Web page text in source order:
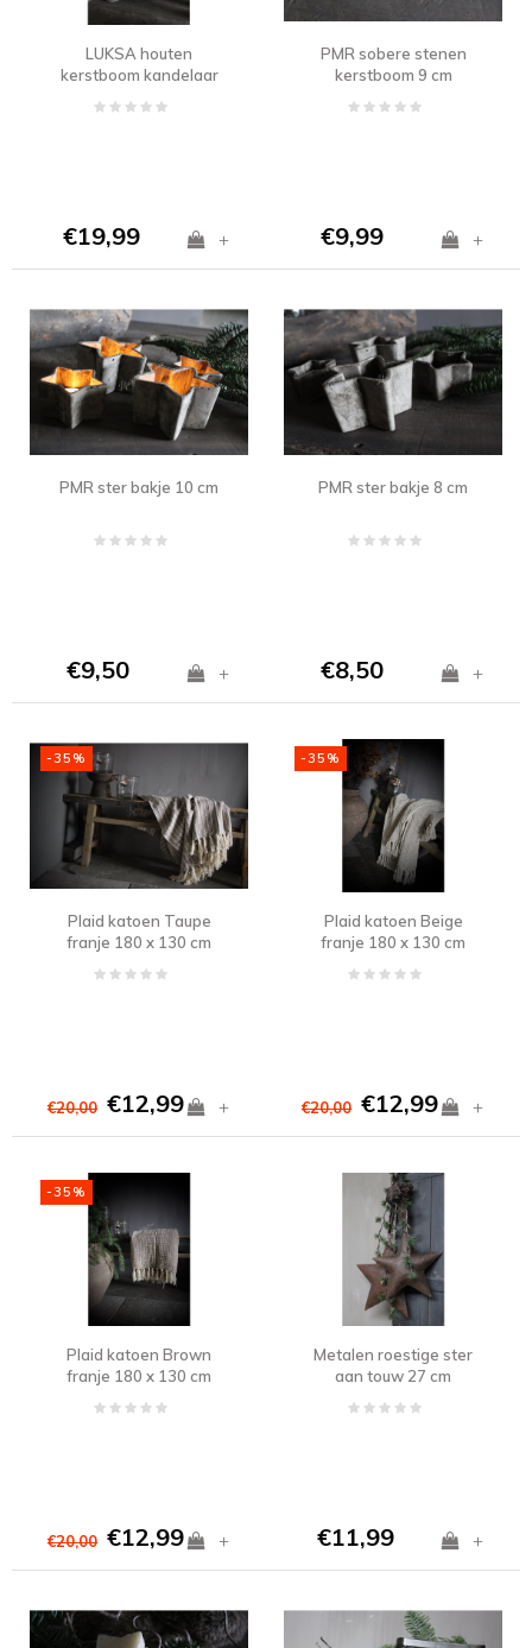
LUKSA houten
kerstboom kandelaar
€19,99 +
PMR sobere stenen
kerstboom 9 cm
€9,99 +
PMR ster bakje 10 cm
€9,50 +
PMR ster bakje 8 cm
€8,50 +
-35%
Plaid katoen Taupe
franje 180 x 130 cm
€20,00 €12,99 +
-35%
Plaid katoen Beige
franje 180 x 130 cm
€20,00 €12,99 +
-35%
Plaid katoen Brown
franje 180 x 130 cm
€20,00 €12,99 +
Metalen roestige ster
aan touw 27 cm
€11,99 +